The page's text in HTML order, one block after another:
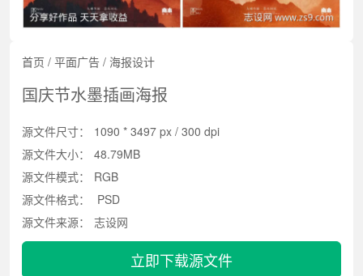
首页 / 平面广告 / 海报设计
国庆节水墨插画海报
源文件尺寸：
1090 * 3497 px / 300 dpi
源文件大小：
48.79MB
源文件模式：
RGB
源文件格式：
PSD
源文件来源：
志设网
立即下载源文件